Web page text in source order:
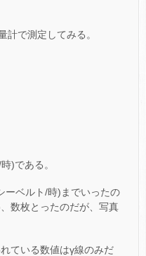
計で測定してみる。
)である。
ーベルト/時)までいったの
数枚とったのだが、写真
ている数値はγ線のみだ